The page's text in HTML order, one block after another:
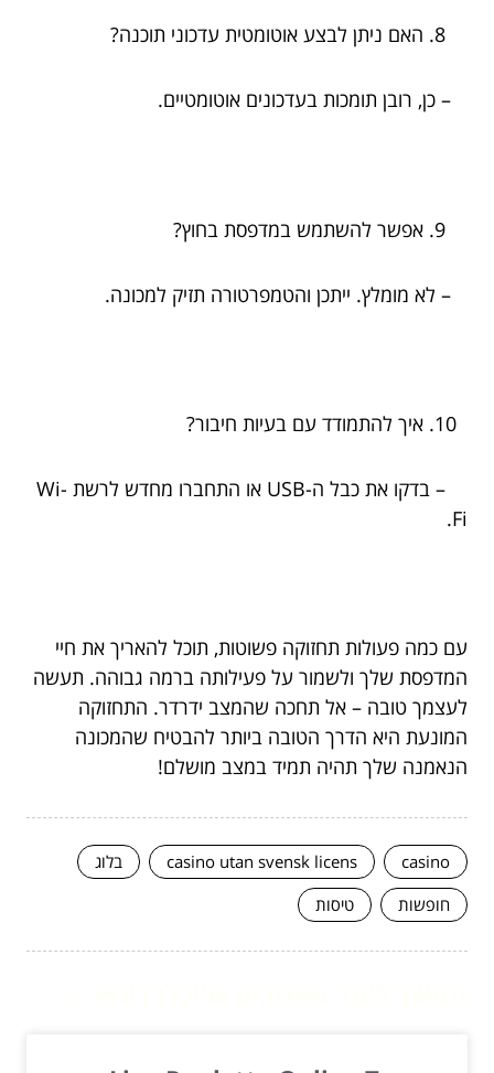
האם ניתן לבצע אוטומטית עדכוני תוכנה?
– כן, רובן תומכות בעדכונים אוטומטיים.
אפשר להשתמש במדפסת בחוץ?
– לא מומלץ. ייתכן והטמפרטורה תזיק למכונה.
איך להתמודד עם בעיות חיבור?
– בדקו את כבל ה-USB או התחברו מחדש לרשת Wi-
Fi.
עם כמה פעולות תחזוקה פשוטות, תוכל להאריך את חיי
המדפסת שלך ולשמור על פעילותה ברמה גבוהה. תעשה
לעצמך טובה – אל תחכה שהמצב ידרדר. התחזוקה
המונעת היא הדרך הטובה ביותר להבטיח שהמכונה
הנאמנה שלך תהיה תמיד במצב מושלם!
casino
casino utan svensk licens
בלוג
חופשות
טיסות